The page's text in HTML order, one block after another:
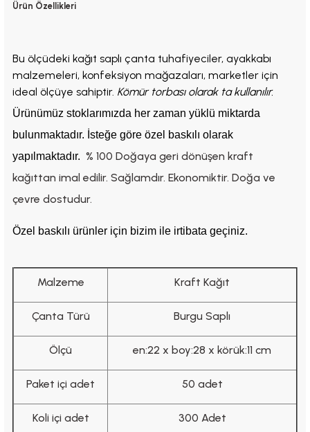
Ürün Özellikleri
Bu ölçüdeki kağıt saplı çanta tuhafiyeciler, ayakkabı
malzemeleri, konfeksiyon mağazaları, marketler için
ideal ölçüye sahiptir. Kömür torbası olarak ta kullanılır.
Ürünümüz stoklarımızda her zaman yüklü miktarda
bulunmaktadır. İsteğe göre özel baskılı olarak
yapılmaktadır. % 100 Doğaya geri dönüşen kraft
kağıttan imal edilir. Sağlamdır. Ekonomiktir. Doğa ve
çevre dostudur.
Özel baskılı ürünler için bizim ile irtibata geçiniz.
Malzeme Kraft Kağıt
Çanta Türü Burgu Saplı
Ölçü en:22 x boy:28 x körük:11 cm
Paket içi adet 50 adet
Koli içi adet 300 Adet